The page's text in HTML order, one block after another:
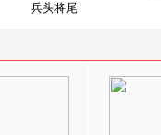
兵头将尾